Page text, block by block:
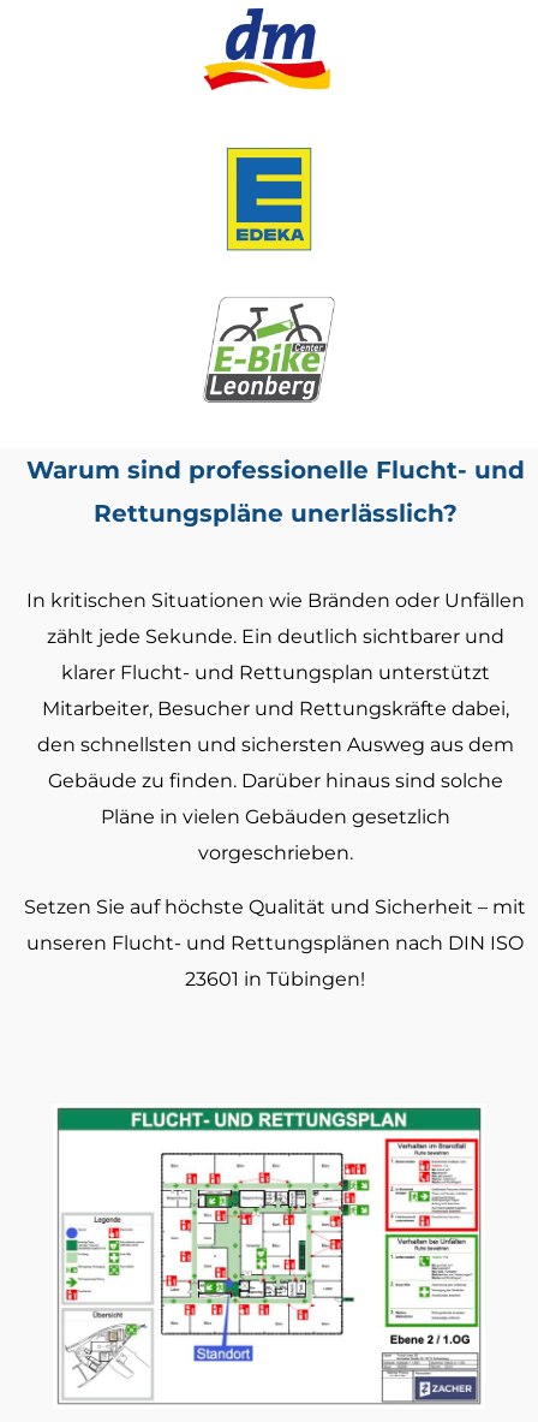
Warum sind professionelle Flucht- und
Rettungspläne unerlässlich?
In kritischen Situationen wie Bränden oder Unfällen
zählt jede Sekunde. Ein deutlich sichtbarer und
klarer Flucht- und Rettungsplan unterstützt
Mitarbeiter, Besucher und Rettungskräfte dabei,
den schnellsten und sichersten Ausweg aus dem
Gebäude zu finden. Darüber hinaus sind solche
Pläne in vielen Gebäuden gesetzlich
vorgeschrieben.
Setzen Sie auf höchste Qualität und Sicherheit – mit
unseren Flucht- und Rettungsplänen nach DIN ISO
23601 in Tübingen!